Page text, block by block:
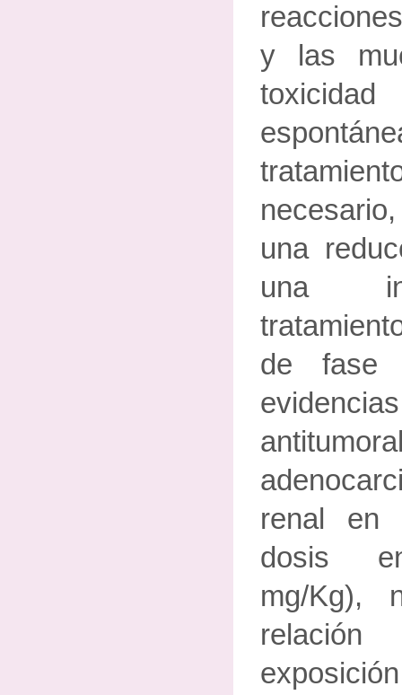
y las
una
una
de fase
renal en
dosis
mg/Kg),